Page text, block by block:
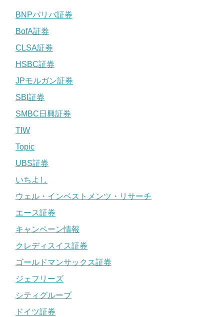
BNPパリバ証券
BofA証券
CLSA証券
HSBC証券
JPモルガン証券
SBI証券
SMBC日興証券
TIW
Topic
UBS証券
いちよし
ウェル・インベストメンツ・リサーチ
エース証券
キャンペーン情報
クレディスイス証券
ゴールドマンサックス証券
ジェフリーズ
シティグループ
ドイツ証券